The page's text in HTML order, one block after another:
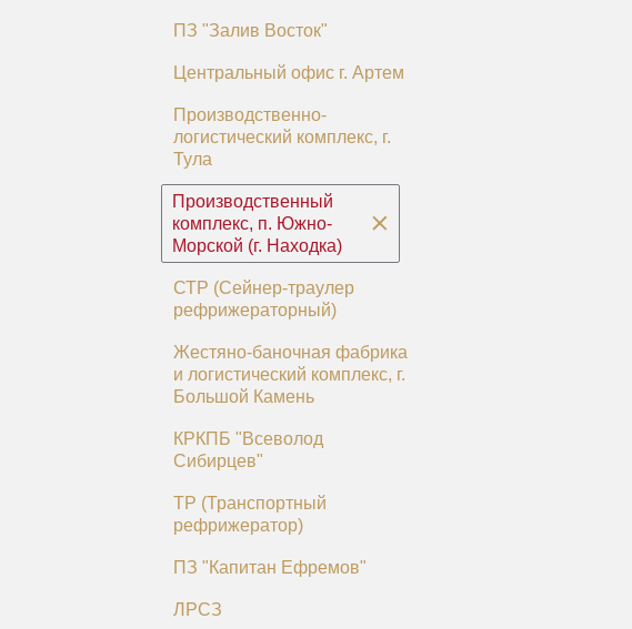
ПЗ "Залив Восток"
Центральный офис г. Артем
Производственно-
логистический комплекс, г.
Тула
Производственный
комплекс, п. Южно-
Морской (г. Находка)
СТР (Сейнер-траулер
рефрижераторный)
Жестяно-баночная фабрика
и логистический комплекс, г.
Большой Камень
КРКПБ "Всеволод
Сибирцев"
ТР (Транспортный
рефрижератор)
ПЗ "Капитан Ефремов"
ЛРСЗ